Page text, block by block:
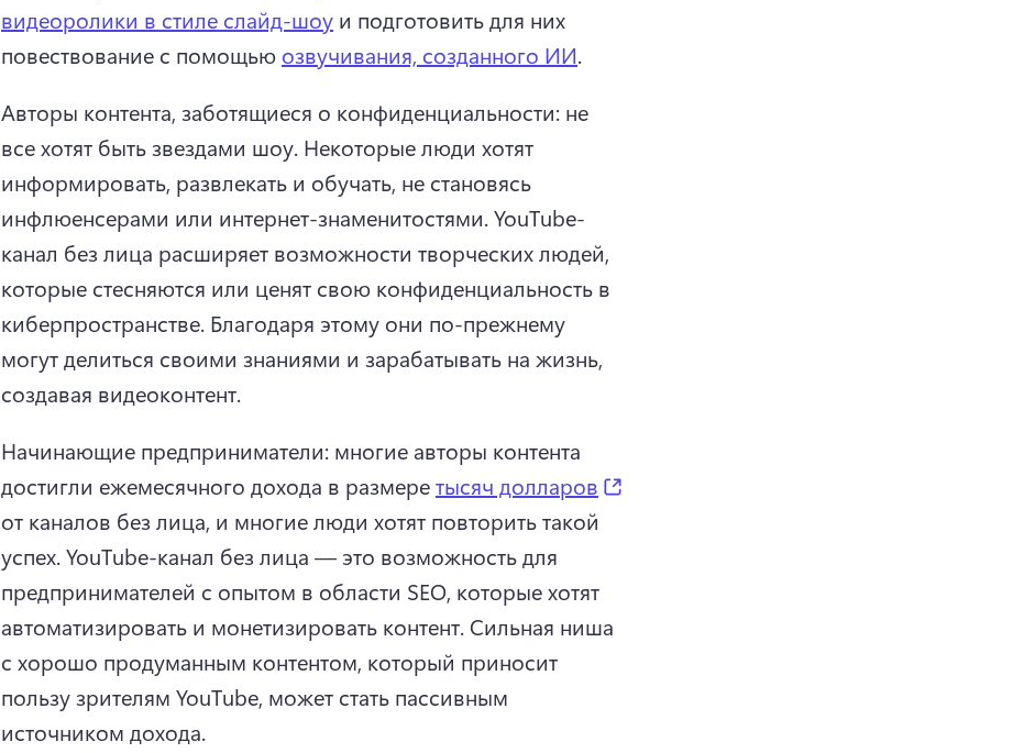
видеоролики в стиле слайд-шоу и подготовить для них
повествование с помощью озвучивания, созданного ИИ.
Авторы контента, заботящиеся о конфиденциальности: не
все хотят быть звездами шоу. Некоторые люди хотят
информировать, развлекать и обучать, не становясь
инфлюенсерами или интернет-знаменитостями. YouTube-
канал без лица расширяет возможности творческих людей,
которые стесняются или ценят свою конфиденциальность в
киберпространстве. Благодаря этому они по-прежнему
могут делиться своими знаниями и зарабатывать на жизнь,
создавая видеоконтент.
Начинающие предприниматели: многие авторы контента
достигли ежемесячного дохода в размере тысяч долларов
от каналов без лица, и многие люди хотят повторить такой
успех. YouTube-канал без лица — это возможность для
предпринимателей с опытом в области SEO, которые хотят
автоматизировать и монетизировать контент. Сильная ниша
с хорошо продуманным контентом, который приносит
пользу зрителям YouTube, может стать пассивным
источником дохода.